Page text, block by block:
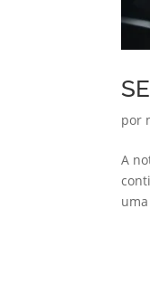
por
A